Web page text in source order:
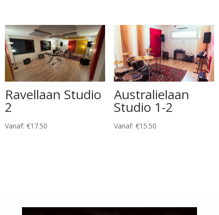
Ravellaan Studio
2
Vanaf: €17.50
Australielaan
Studio 1-2
Vanaf: €15.50